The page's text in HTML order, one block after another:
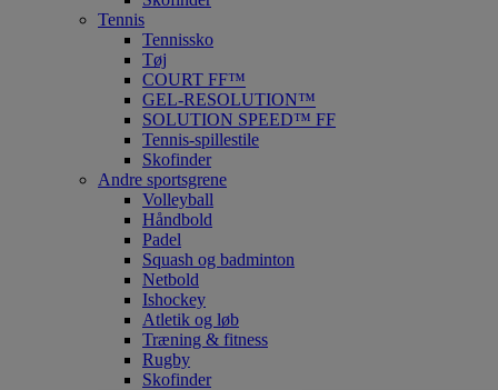
Tennis
Tennissko
Tøj
COURT FF™
GEL-RESOLUTION™
SOLUTION SPEED™ FF
Tennis-spillestile
Skofinder
Andre sportsgrene
Volleyball
Håndbold
Padel
Squash og badminton
Netbold
Ishockey
Atletik og løb
Træning & fitness
Rugby
Skofinder